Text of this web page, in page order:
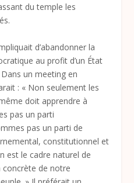
du temple les
d’abandonner la
au profit d’un État
un meeting en
: « Non seulement les
doit apprendre à
pas un parti
pas un parti de
constitutionnel et
est le cadre naturel de
concrète de notre